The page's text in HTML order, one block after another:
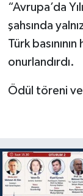
“Avrupa’da
şahsında
Türk
onurlandırdı.
Ödül töreni